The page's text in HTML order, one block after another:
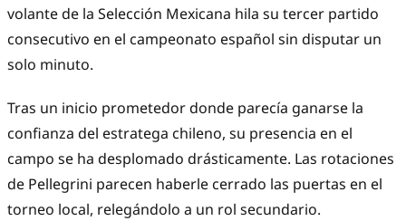
volante de la Selección Mexicana hila su tercer partido
consecutivo en el campeonato español sin disputar un
solo minuto.
Tras un inicio prometedor donde parecía ganarse la
confianza del estratega chileno, su presencia en el
campo se ha desplomado drásticamente. Las rotaciones
de Pellegrini parecen haberle cerrado las puertas en el
torneo local, relegándolo a un rol secundario.